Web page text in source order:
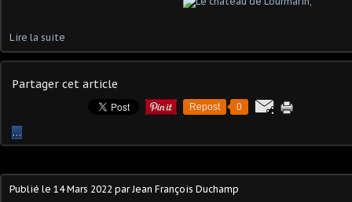
Lire la suite
Partager cet article
Repost 0
…
Publié le 14 Mars 2022 par Jean François Duchamp